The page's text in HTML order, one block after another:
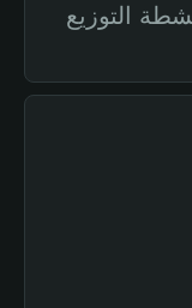
التوزيع